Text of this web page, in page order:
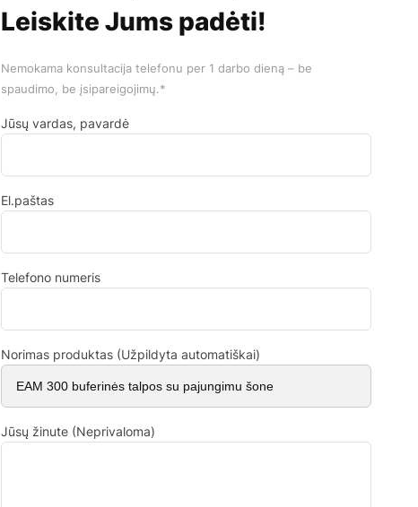
Leiskite Jums padėti!
Nemokama konsultacija telefonu per 1 darbo dieną – be
spaudimo, be įsipareigojimų.*
Jūsų vardas, pavardė
El.paštas
Telefono numeris
Norimas produktas (Užpildyta automatiškai)
Jūsų žinute (Neprivaloma)